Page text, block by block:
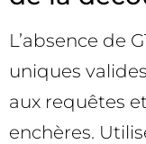
L’absence de
uniques
aux requêtes
enchères.